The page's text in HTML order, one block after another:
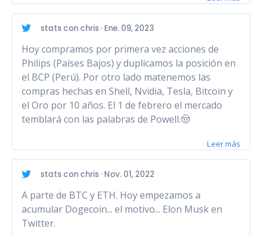
stats con chris · Ene. 09, 2023
Hoy compramos por primera vez acciones de
Philips (Países Bajos) y duplicamos la posición en
el BCP (Perú). Por otro lado matenemos las
compras hechas en Shell, Nvidia, Tesla, Bitcoin y
el Oro por 10 años. El 1 de febrero el mercado
temblará con las palabras de Powell.🤠
Leer más
stats con chris · Nov. 01, 2022
A parte de BTC y ETH. Hoy empezamos a
acumular Dogecoin... el motivo... Elon Musk en
Twitter.